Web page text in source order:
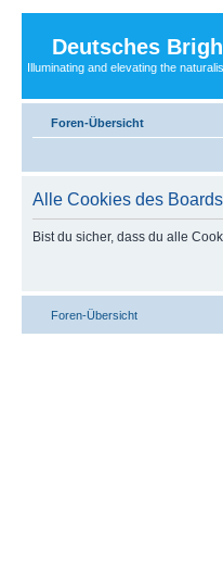
Deutsches
Illuminating and elevating the
Foren-Übersicht
Alle Cookies des
Bist du sicher, dass du alle
Foren-Übersicht